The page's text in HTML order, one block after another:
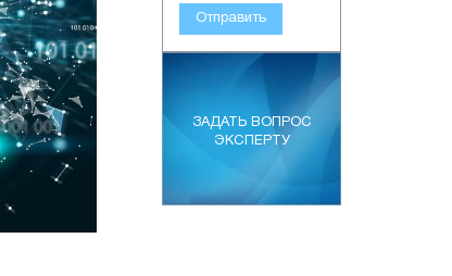
Отправить
ЗАДАТЬ ВОПРОС
ЭКСПЕРТУ